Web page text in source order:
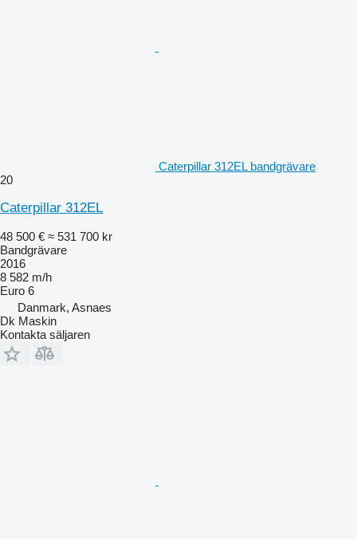
Caterpillar 312EL bandgrävare
20
Caterpillar 312EL
48 500 € ≈ 531 700 kr
Bandgrävare
2016
8 582 m/h
Euro 6
Danmark, Asnaes
Dk Maskin
Kontakta säljaren